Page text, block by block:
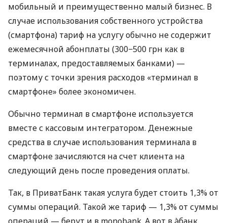
мобильный и преимущественно малый бизнес. В
случае использования собственного устройства
(смартфона) тариф на услугу обычно не содержит
ежемесячной абонплаты (300−500 грн как в
терминалах, предоставляемых банками) —
поэтому с точки зрения расходов «терминал в
смартфоне» более экономичен.
Обычно терминал в смартфоне используется
вместе с кассовым интегратором. Денежные
средства в случае использования терминала в
смартфоне зачисляются на счет клиента на
следующий день после проведения оплаты.
Так, в ПриватБанк такая услуга будет стоить 1,3% от
суммы операций. Такой же тариф — 1,3% от суммы